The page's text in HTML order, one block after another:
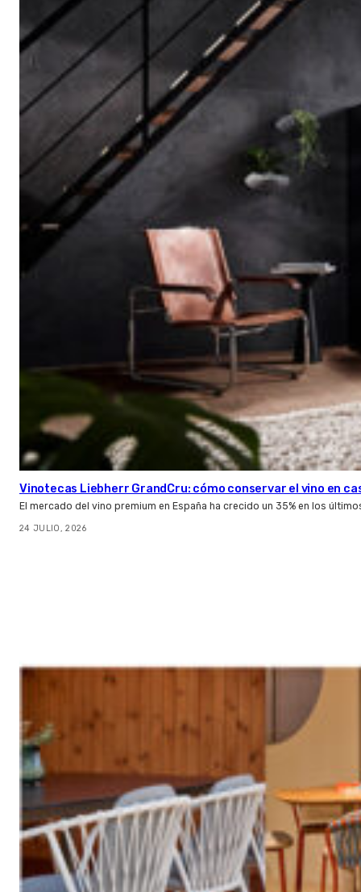
Vinotecas Liebherr GrandCru: cómo conservar el vino en
El mercado del vino premium en España ha crecido un 35% en los
24 JULIO, 2026